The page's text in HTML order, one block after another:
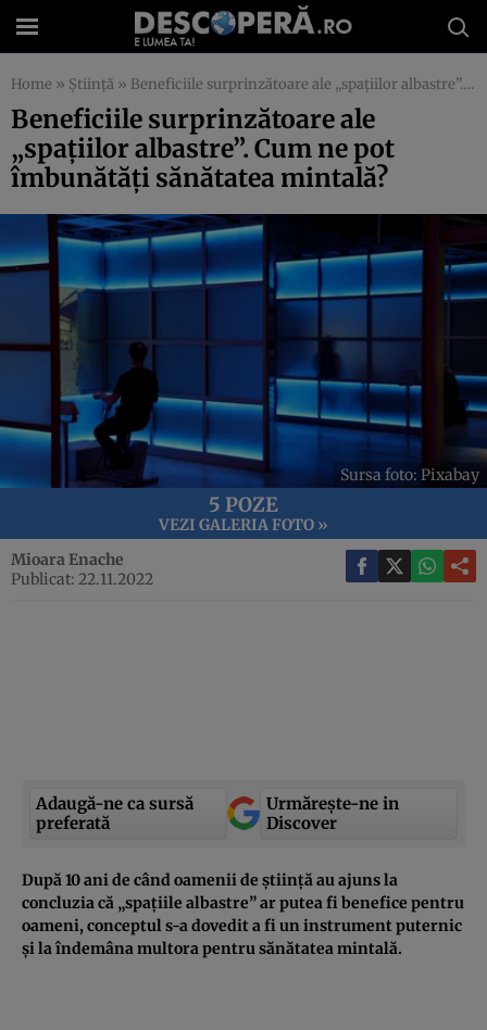
Home » Știință » Beneficiile surprinzătoare ale „spațiilor albastre”. Cum ne pot îmbunătăți sănătatea mintală?
Beneficiile surprinzătoare ale
„spațiilor albastre”. Cum ne pot
îmbunătăți sănătatea mintală?
Sursa foto: Pixabay
5 POZE
VEZI GALERIA FOTO »
Mioara Enache
Publicat: 22.11.2022
Adaugă-ne ca sursă
preferată
Urmărește-ne in
Discover
După 10 ani de când oamenii de știință au ajuns la
concluzia că „spațiile albastre” ar putea fi benefice pentru
oameni, conceptul s-a dovedit a fi un instrument puternic
și la îndemâna multora pentru sănătatea mintală.